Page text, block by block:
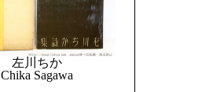
左川ちか
Chika Sagawa